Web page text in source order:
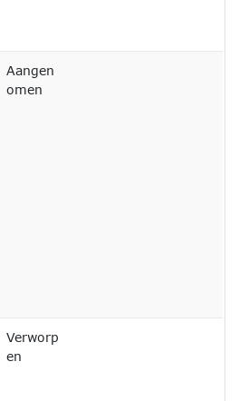
Aangen
omen
Verworp
en